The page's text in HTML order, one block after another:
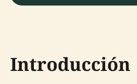
Introducción